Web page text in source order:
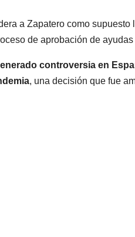
a Zapatero como supuesto
de aprobación de
controversia en
, una decisión que fue